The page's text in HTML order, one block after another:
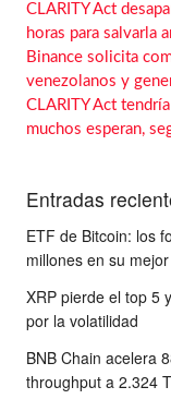
CLARITY Act
horas para salvarla
Binance solicita
venezolanos y
CLARITY Act
muchos esperan,
Entradas
ETF de Bitcoin: los
millones en su
XRP pierde el top 5
por la volatilidad
BNB Chain acelera
throughput a 2.324